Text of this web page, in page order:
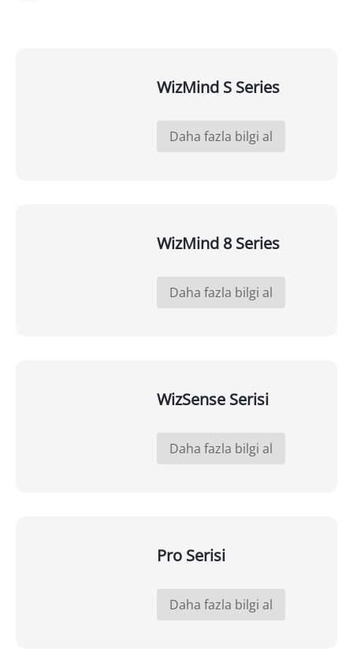
WizMind S Series
Daha fazla bilgi al
WizMind 8 Series
Daha fazla bilgi al
WizSense Serisi
Daha fazla bilgi al
Pro Serisi
Daha fazla bilgi al